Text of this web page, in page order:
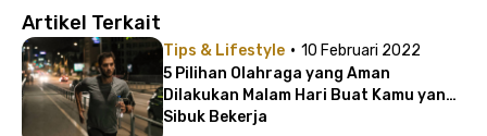
Artikel Terkait
Tips & Lifestyle · 10 Februari 2022
5 Pilihan Olahraga yang Aman
Dilakukan Malam Hari Buat Kamu yang
Sibuk Bekerja